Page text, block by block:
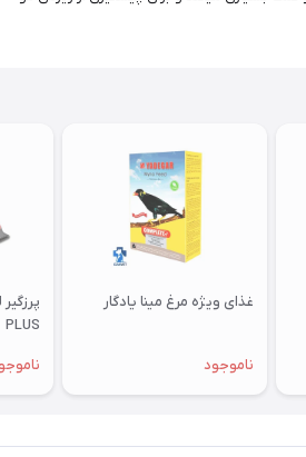
غذای ویژه مرغ مینا یادگار
ناموجود
PLUS